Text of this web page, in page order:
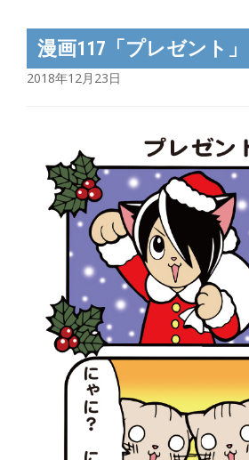
漫画117「プレゼント」
2018年12月23日